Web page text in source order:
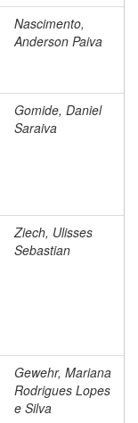
Nascimento,
Anderson Paiva
Gomide, Daniel
Saraiva
Ziech, Ulisses
Sebastian
Gewehr, Mariana
Rodrigues Lopes
e Silva